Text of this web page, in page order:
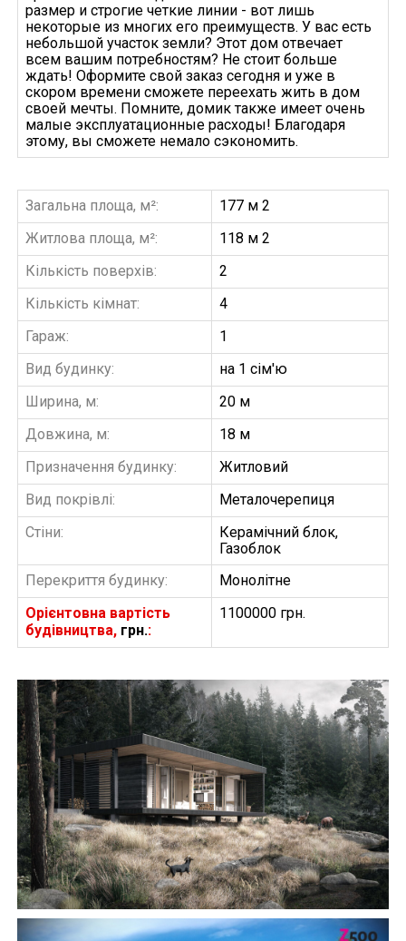
размер и строгие четкие линии - вот лишь
некоторые из многих его преимуществ. У вас есть
небольшой участок земли? Этот дом отвечает
всем вашим потребностям? Не стоит больше
ждать! Оформите свой заказ сегодня и уже в
скором времени сможете переехать жить в дом
своей мечты. Помните, домик также имеет очень
малые эксплуатационные расходы! Благодаря
этому, вы сможете немало сэкономить.
Загальна площа, м²:
177 м 2
Житлова площа, м²:
118 м 2
Кількість поверхів:
2
Кількість кімнат:
4
Гараж:
1
Вид будинку:
на 1 сім'ю
Ширина, м:
20 м
Довжина, м:
18 м
Призначення будинку:
Житловий
Вид покрівлі:
Металочерепиця
Стіни:
Керамічний блок,
Газоблок
Перекриття будинку:
Монолітне
Орієнтовна вартість
будівництва, грн.:
1100000 грн.
БУДІВНИЦТВО БУДИНКІВ
З
АББ”ТВІЙ ПРОЕКТ”
Замовити будівництво